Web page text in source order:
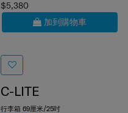
加到購物車
C-LITE
行李箱 69厘米/25吋
4.7